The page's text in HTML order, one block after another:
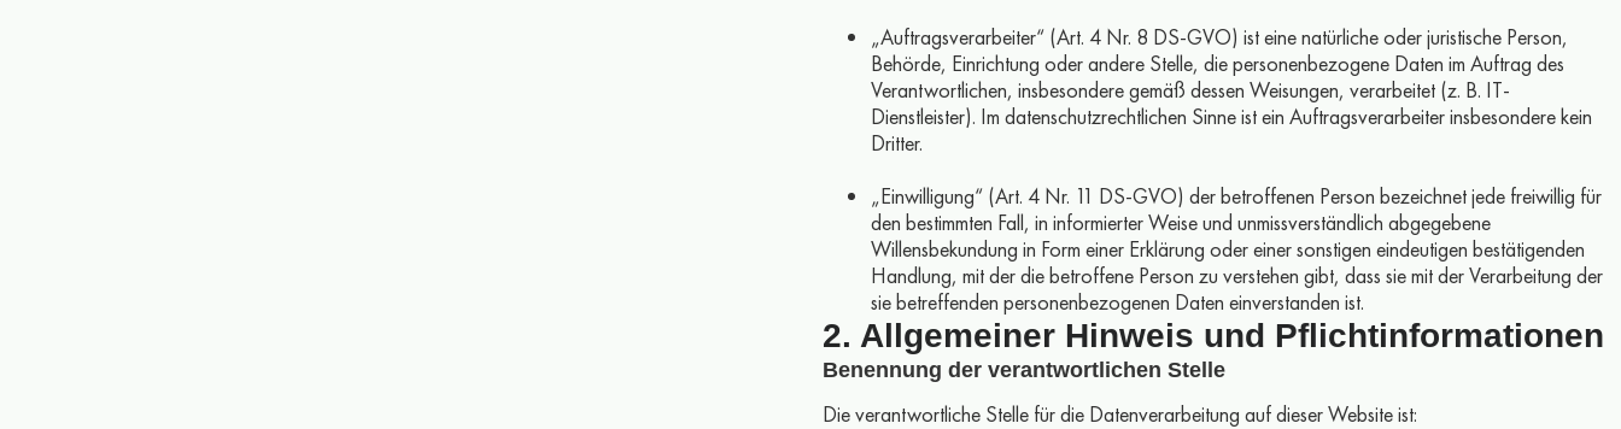
„Auftragsverarbeiter“ (Art. 4 Nr. 8 DS-GVO) ist eine natürliche oder juristische Person,
Behörde, Einrichtung oder andere Stelle, die personenbezogene Daten im Auftrag des
Verantwortlichen, insbesondere gemäß dessen Weisungen, verarbeitet (z. B. IT-
Dienstleister). Im datenschutzrechtlichen Sinne ist ein Auftragsverarbeiter insbesondere kein
Dritter.
„Einwilligung“ (Art. 4 Nr. 11 DS-GVO) der betroffenen Person bezeichnet jede freiwillig für
den bestimmten Fall, in informierter Weise und unmissverständlich abgegebene
Willensbekundung in Form einer Erklärung oder einer sonstigen eindeutigen bestätigenden
Handlung, mit der die betroffene Person zu verstehen gibt, dass sie mit der Verarbeitung der
sie betreffenden personenbezogenen Daten einverstanden ist.
2. Allgemeiner Hinweis und Pflichtinformationen
Benennung der verantwortlichen Stelle
Die verantwortliche Stelle für die Datenverarbeitung auf dieser Website ist: